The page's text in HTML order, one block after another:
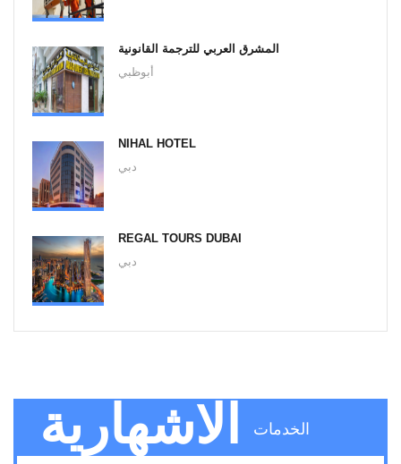
المشرق العربي للترجمة القانونية
أبوظبي
NIHAL HOTEL
دبي
REGAL TOURS DUBAI
دبي
الاشهارية الخدمات